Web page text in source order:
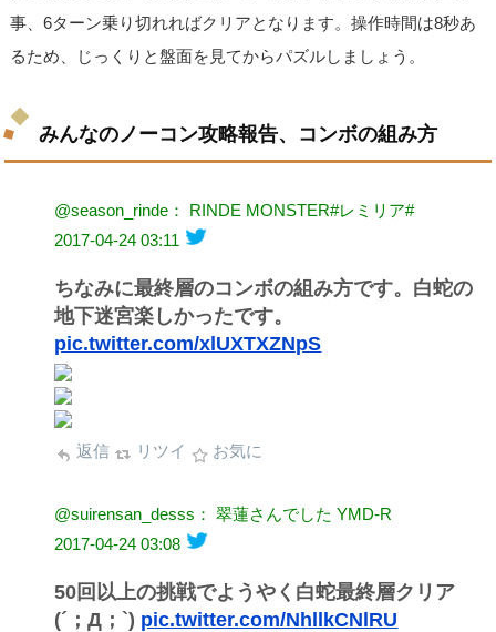
事、6ターン乗り切れればクリアとなります。操作時間は8秒あ
るため、じっくりと盤面を見てからパズルしましょう。
みんなのノーコン攻略報告、コンボの組み方
@season_rinde： RINDE MONSTER#レミリア#
2017-04-24 03:11
ちなみに最終層のコンボの組み方です。白蛇の
地下迷宮楽しかったです。
pic.twitter.com/xlUXTXZNpS
返信 リツイ お気に
@suirensan_desss： 翠蓮さんでした YMD-R
2017-04-24 03:08
50回以上の挑戦でようやく白蛇最終層クリア
(´；Д；`) pic.twitter.com/NhllkCNlRU